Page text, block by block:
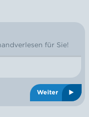
für Sie!
Weiter